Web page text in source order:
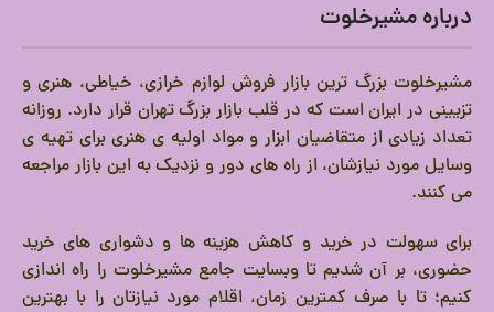
درباره مشیرخلوت
مشیرخلوت بزرگ ترین بازار فروش لوازم خرازی، خیاطی، هنری و
تزیینی در ایران است که در قلب بازار بزرگ تهران قرار دارد. روزانه
تعداد زیادی از متقاضیان ابزار و مواد اولیه ی هنری برای تهیه ی
وسایل مورد نیازشان، از راه های دور و نزدیک به این بازار مراجعه
می کنند.
برای سهولت در خرید و کاهش هزینه ها و دشواری های خرید
حضوری، بر آن شدیم تا وبسایت جامع مشیرخلوت را راه اندازی
کنیم؛ تا با صرف کمترین زمان، اقلام مورد نیازتان را با بهترین